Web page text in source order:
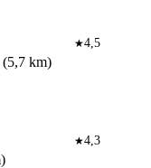
★4,5
(5,7 km)
★4,3